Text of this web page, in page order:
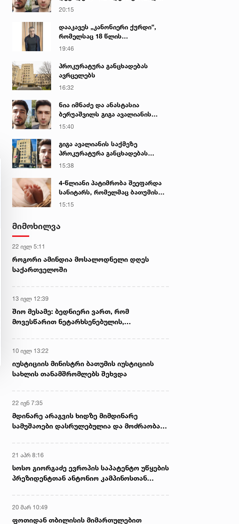
გიგა ავალიანის მკვლელობაზე
20:15
დააკავეს „კანონიერი ქურდი“,
რომელსაც 18 წლის
განმავლობაში ეძებდნენ
19:46
პროკურატურა განცხადებას
ავრცელებს
16:32
ნია იმნაძე და ანასტასია
ბერუაშვილს გიგა ავალიანის
საქმეზე ბრალი წარედგინათ
15:40
გიგა ავალიანის საქმეზე
პროკურატურა განცხადებას
ავრცელებს
15:38
4-წლიანი პატიმრობა შეეფარდა
სანიტარს, რომელმაც ბათუმის
კლინიკის საპირფარეშოში
მიაყენა
15:15
მიმოხილვა
22 ივლ 5:11
როგორი ამინდია მოსალოდნელი დღეს
საქართველოში
13 ივლ 12:39
შიო მესამე: ბედნიერი ვართ, რომ
მოვესწარით ნეტარხსენებულის,
10 ივლ 13:22
იუსტიციის მინისტრი ბათუმის იუსტიციის
სახლის თანამშრომლებს შეხვდა
22 ივნ 7:35
მდინარე არაგვის ხიდზე მიმდინარე
სამუშაოები დასრულებულია და მოძრაობა
21 აპრ 8:16
სოსო გიორგაძე ევროპის საპატენტო უწყების
პრეზიდენტთან ანტონიო კამპინოსთან
20 მარ 10:49
ფოთიდან თბილისის მიმართულებით